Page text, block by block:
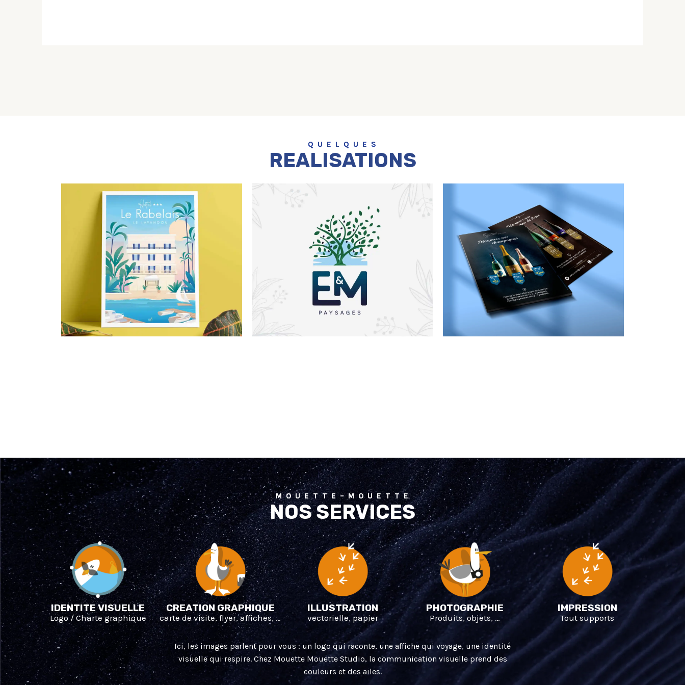
Q U E L Q U E S
REALISATIONS
M O U E T T E – M O U E T T E
NOS SERVICES
IDENTITE VISUELLE
Logo / Charte graphique
CREATION GRAPHIQUE
carte de visite, flyer, affiches, …
ILLUSTRATION
vectorielle, papier
PHOTOGRAPHIE
Produits, objets, …
IMPRESSION
Tout supports
Ici, les images parlent pour vous : un logo qui raconte, une affiche qui voyage, une identité
visuelle qui respire. Chez Mouette Mouette Studio, la communication visuelle prend des
couleurs et des ailes.